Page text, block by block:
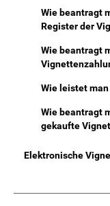
Wie beantragt
Register der
Wie beantragt
Wie leistet
Wie beantragt
gekaufte
Elektronische